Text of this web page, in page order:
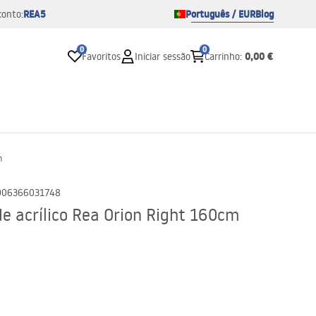
REA5 Português / EURBlog
0
Favoritos Iniciar sessão
0
Carrinho: 0,00 €
acrílico Rea Orion Right 160cm